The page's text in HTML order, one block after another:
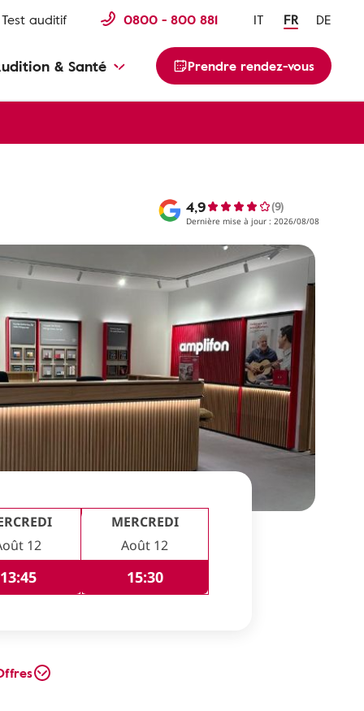
Test auditif 0800 - 800 881 IT FR DE
& Santé Prendre rendez-vous
4,9 (9)
Dernière mise à jour : 2026/08/08
12
13:45
MERCREDI
Août 12
15:30